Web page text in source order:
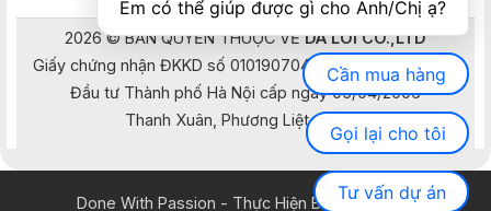
2026 © BẢN QUYỀN THUỘC VỀDA LOI CO.,LTD
Giấy chứng nhận ĐKKD số 0101907041 do Sở Kế hoạch và
Đầu tư Thành phố Hà Nội cấp ngày 05/04/2006
Thanh Xuân, Phương Liệt, Hà Nội
Done With Passion - Thực Hiện Bằng Đam Mê
Cần mua hàng
Gọi lại cho tôi
Tư vấn dự án